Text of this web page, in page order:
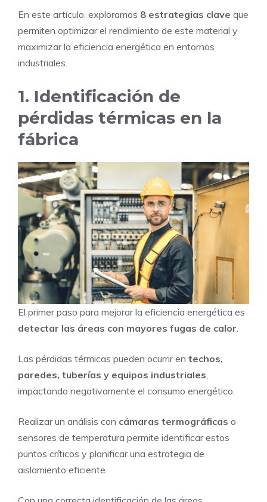
En este artículo, exploramos 8 estrategias clave que
permiten optimizar el rendimiento de este material y
maximizar la eficiencia energética en entornos
industriales.
1. Identificación de
pérdidas térmicas en la
fábrica
El primer paso para mejorar la eficiencia energética es
detectar las áreas con mayores fugas de calor.
Las pérdidas térmicas pueden ocurrir en techos,
paredes, tuberías y equipos industriales,
impactando negativamente el consumo energético.
Realizar un análisis con cámaras termográficas o
sensores de temperatura permite identificar estos
puntos críticos y planificar una estrategia de
aislamiento eficiente.